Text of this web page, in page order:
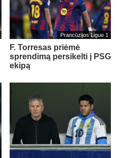
Prancūzijos Ligue 1
F. Torresas priėmė
sprendimą persikelti į PSG
ekipą